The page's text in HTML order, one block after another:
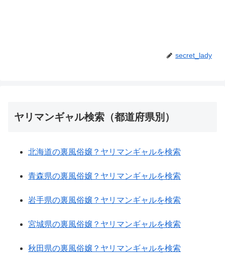
secret_lady
ヤリマンギャル検索（都道府県別）
北海道の裏風俗嬢？ヤリマンギャルを検索
青森県の裏風俗嬢？ヤリマンギャルを検索
岩手県の裏風俗嬢？ヤリマンギャルを検索
宮城県の裏風俗嬢？ヤリマンギャルを検索
秋田県の裏風俗嬢？ヤリマンギャルを検索